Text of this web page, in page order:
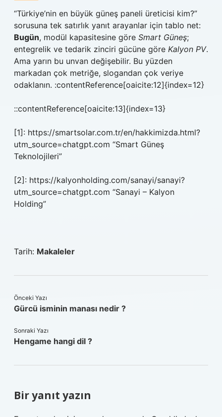
“Türkiye’nin en büyük güneş paneli üreticisi kim?”
sorusuna tek satırlık yanıt arayanlar için tablo net:
Bugün, modül kapasitesine göre Smart Güneş;
entegrelik ve tedarik zinciri gücüne göre Kalyon PV.
Ama yarın bu unvan değişebilir. Bu yüzden
markadan çok metriğe, slogandan çok veriye
odaklanın. :contentReference[oaicite:12]{index=12}
::contentReference[oaicite:13]{index=13}
[1]: https://smartsolar.com.tr/en/hakkimizda.html?
utm_source=chatgpt.com “Smart Güneş
Teknolojileri”
[2]: https://kalyonholding.com/sanayi/sanayi?
utm_source=chatgpt.com “Sanayi – Kalyon
Holding”
Tarih: Makaleler
Önceki Yazı
Gürcü isminin manası nedir ?
Sonraki Yazı
Hengame hangi dil ?
Bir yanıt yazın